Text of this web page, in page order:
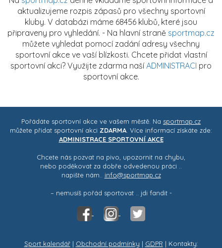
aktualizujeme rozpis zápasů pro všechny sportovní
kluby. V databázi máme 68456 klubů, které jsou
připraveny pro vyhledání. - Na hlavní straně sportmap.cz
můžete vyhledat pomocí zadání adresy všechny
sportovní akce ve vaší blízkosti. Chcete přidat vlastní
sportovní akci? Využijte zdarma naší ADMINISTRACI pro
sportovní akce.
Pořádáte sportovní akce ve vašem městě. Na sportmap.cz
můžete přidat sportovní akci ZDARMA . Více informací získáte zde:
ADMINISTRACE SPORTOVNÍ AKCE
Chcete nás pozvat na pivo, upozornit na chybu,
nebo poděkovat za dobře odvedenou práci ..
napište nám.. info@sportmap.cz
– nemusíš pořád sportovat .. jdi fandit -
Sport kalendář| Obchodní podmínky | GDPR | Kontakty: